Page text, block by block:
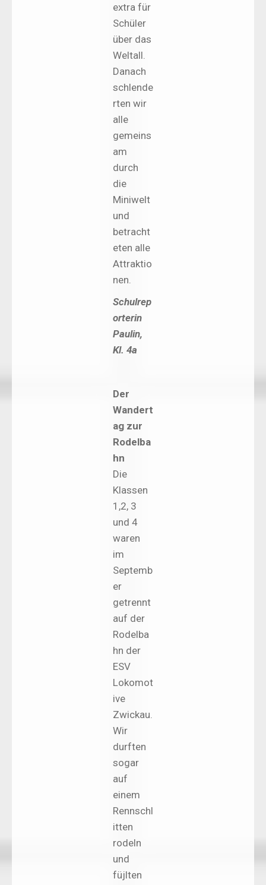
extra für
Schüler
über das
Weltall.
Danach
schlende
rten wir
alle
gemeins
am
durch
die
Miniwelt
und
betracht
eten alle
Attraktio
nen.
Schulrep
orterin
Paulin,
Kl. 4a
Der
Wandert
ag zur
Rodelba
hn
Die
Klassen
1,2, 3
und 4
waren
im
Septemb
er
getrennt
auf der
Rodelba
hn der
ESV
Lokomot
ive
Zwickau.
Wir
durften
sogar
auf
einem
Rennschl
itten
rodeln
und
füjlten